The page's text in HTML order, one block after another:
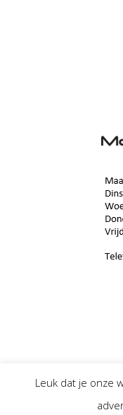
Leuk dat je onze